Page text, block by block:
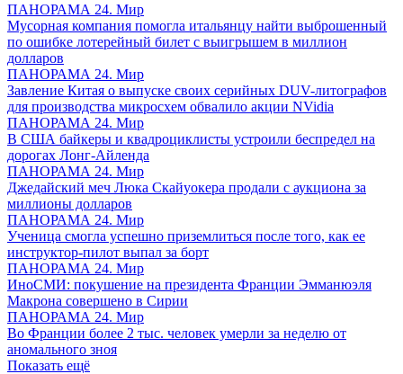
ПАНОРАМА 24. Мир
Мусорная компания помогла итальянцу найти выброшенный
по ошибке лотерейный билет с выигрышем в миллион
долларов
ПАНОРАМА 24. Мир
Завление Китая о выпуске своих серийных DUV-литографов
для производства микросхем обвалило акции NVidia
ПАНОРАМА 24. Мир
В США байкеры и квадроциклисты устроили беспредел на
дорогах Лонг-Айленда
ПАНОРАМА 24. Мир
Джедайский меч Люка Скайуокера продали с аукциона за
миллионы долларов
ПАНОРАМА 24. Мир
Ученица смогла успешно приземлиться после того, как ее
инструктор-пилот выпал за борт
ПАНОРАМА 24. Мир
ИноСМИ: покушение на президента Франции Эмманюэля
Макрона совершено в Сирии
ПАНОРАМА 24. Мир
Во Франции более 2 тыс. человек умерли за неделю от
аномального зноя
Показать ещё